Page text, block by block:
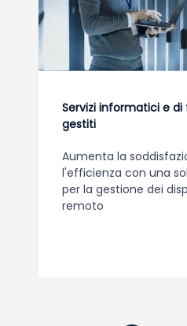
Servizi informatici e di
gestiti
Aumenta la
l'efficienza con una
per la gestione dei
remoto